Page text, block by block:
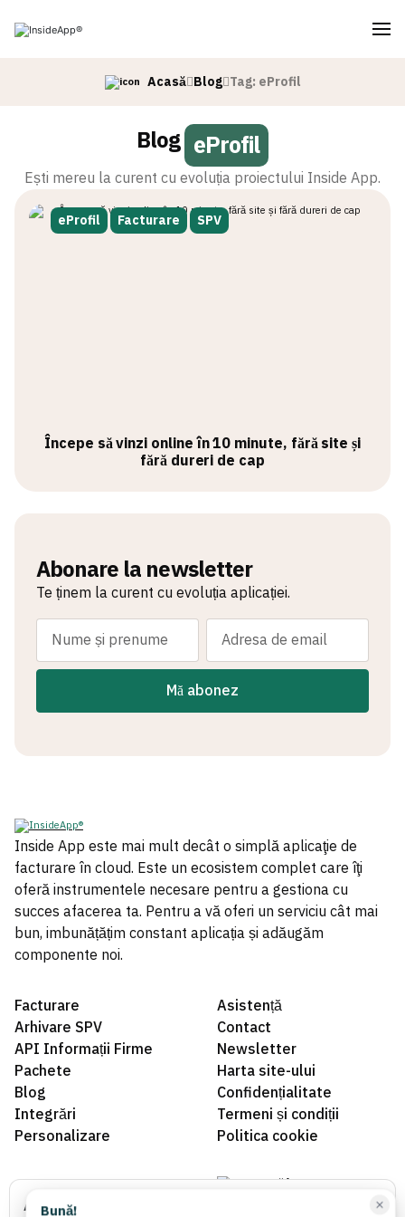
Acest site folosește cookie-uri
Acasă Blog Tag: eProfil
Blog eProfil
Ești mereu la curent cu evoluția proiectului Inside App.
eProfil Facturare SPV
Începe să vinzi online în 10 minute, fără site și
fără dureri de cap
Abonare la newsletter
Te ținem la curent cu evoluția aplicației.
Mă abonez
Inside App este mai mult decât o simplă aplicaţie de
facturare în cloud. Este un ecosistem complet care îţi
oferă instrumentele necesare pentru a gestiona cu
succes afacerea ta. Pentru a vă oferi un serviciu cât mai
bun, imbunățățim constant aplicația și adăugăm
componente noi.
Facturare
Arhivare SPV
API Informații Firme
Pachete
Blog
Integrări
Personalizare
Asistență
Contact
Newsletter
Harta site-ului
Confidențialitate
Termeni și condiții
Politica cookie
ANPC
Bună!